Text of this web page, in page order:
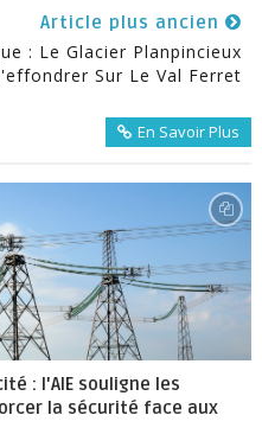
Article plus ancien
: Le Glacier Planpincieux
Sur Le Val Ferret
En Savoir Plus
: l'AIE souligne les
la sécurité face aux